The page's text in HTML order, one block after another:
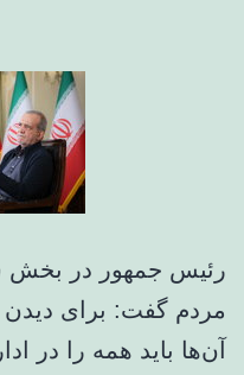
رئیس جمهور در بخش
مردم گفت: برای
آن‌ها باید همه را در